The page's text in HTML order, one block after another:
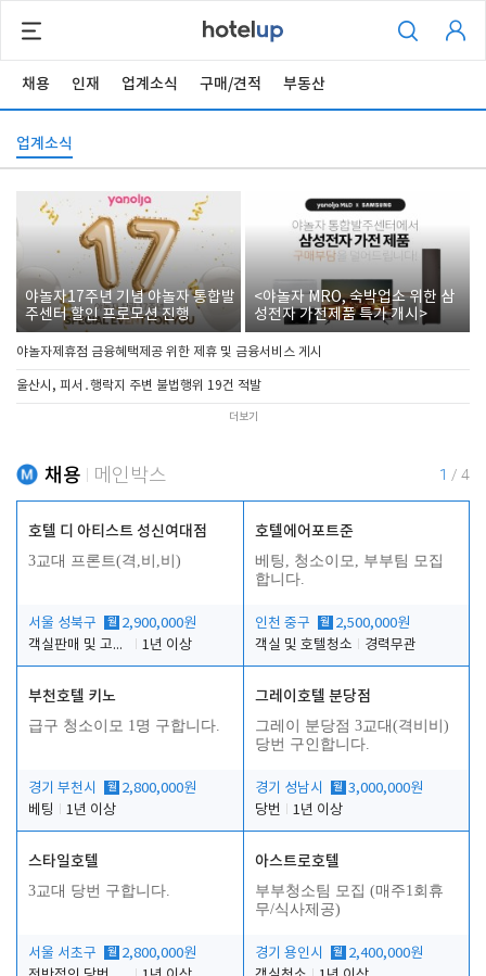
채용 인재 업계소식 구매/견적 부동산
업계소식
야놀자17주년 기념 야놀자 통합발
주센터 할인 프로모션 진행
<야놀자 MRO, 숙박업소 위한 삼
성전자 가전제품 특가 개시>
야놀자제휴점 금융혜택제공 위한 제휴 및 금융서비스 게시
울산시, 피서․행락지 주변 불법행위 19건 적발
더보기
채용 메인박스 1 / 4
호텔 디 아티스트 성신여대점
3교대 프론트(격,비,비)
서울 성북구 월 2,900,000원
객실판매 및 고객응대
1년 이상
호텔에어포트준
베팅, 청소이모, 부부팀 모집
합니다.
인천 중구 월 2,500,000원
객실 및 호텔청소
경력무관
부천호텔 키노
급구 청소이모 1명 구합니다.
경기 부천시 월 2,800,000원
베팅
1년 이상
그레이호텔 분당점
그레이 분당점 3교대(격비비)
당번 구인합니다.
경기 성남시 월 3,000,000원
당번
1년 이상
스타일호텔
3교대 당번 구합니다.
서울 서초구 월 2,800,000원
아스트로호텔
부부청소팀 모집 (매주1회휴
무/식사제공)
경기 용인시 월 2,400,000원